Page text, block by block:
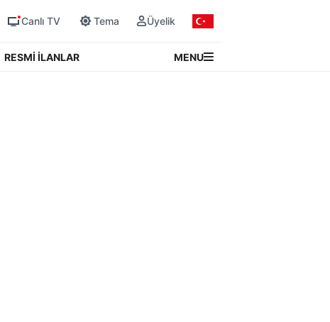
Canlı TV Tema Üyelik
RESMİ İLANLAR MENU